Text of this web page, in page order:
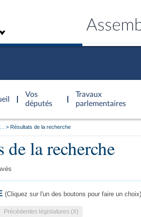
Vos
députés
Travaux
parlementaires
Résultats de la recherche
de la recherche
(Cliquez sur l'un des boutons pour faire un choix)
Précédentes législatures (X)